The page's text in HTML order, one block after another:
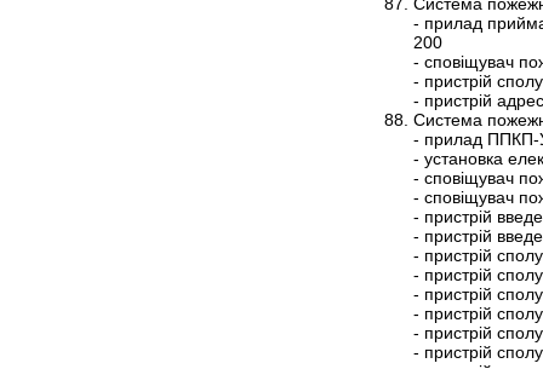
- прилад
200
- сповіщувач
- пристрій
- пристрій
Система
- прилад ППКП-
- установка
- сповіщувач
- сповіщувач
- пристрій
- пристрій
- пристрій
- пристрій
- пристрій
- пристрій
- пристрій
- пристрій